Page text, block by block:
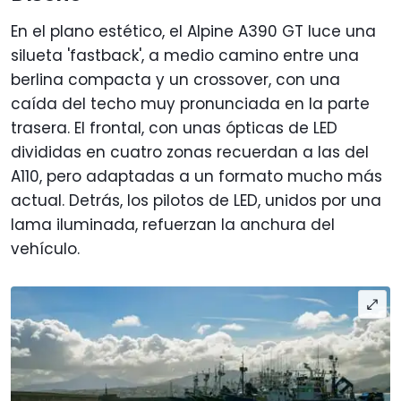
En el plano estético, el Alpine A390 GT luce una
silueta 'fastback', a medio camino entre una
berlina compacta y un crossover, con una
caída del techo muy pronunciada en la parte
trasera. El frontal, con unas ópticas de LED
divididas en cuatro zonas recuerdan a las del
A110, pero adaptadas a un formato mucho más
actual. Detrás, los pilotos de LED, unidos por una
lama iluminada, refuerzan la anchura del
vehículo.